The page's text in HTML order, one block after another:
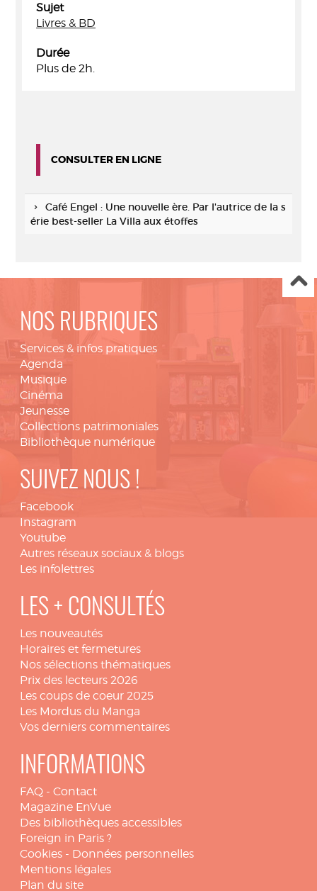
Sujet
Livres & BD
Durée
Plus de 2h.
CONSULTER EN LIGNE
Café Engel : Une nouvelle ère. Par l'autrice de la s
érie best-seller La Villa aux étoffes
NOS RUBRIQUES
Services & infos pratiques
Agenda
Musique
Cinéma
Jeunesse
Collections patrimoniales
Bibliothèque numérique
SUIVEZ NOUS !
Facebook
Instagram
Youtube
Autres réseaux sociaux & blogs
Les infolettres
LES + CONSULTÉS
Les nouveautés
Horaires et fermetures
Nos sélections thématiques
Prix des lecteurs 2026
Les coups de coeur 2025
Les Mordus du Manga
Vos derniers commentaires
INFORMATIONS
FAQ - Contact
Magazine EnVue
Des bibliothèques accessibles
Foreign in Paris ?
Cookies - Données personnelles
Mentions légales
Plan du site